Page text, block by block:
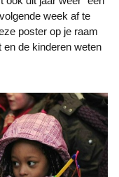
week af te
poster op je raam
en de kinderen weten